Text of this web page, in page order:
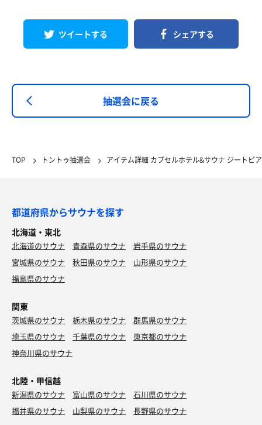
ツイートする シェアする
抽選会に戻る
TOP トントゥ抽選会 アイテム詳細 カプセルホテル&サウナ ジートピ
都道府県からサウナを探す
北海道・東北
北海道のサウナ 青森県のサウナ
岩手県のサウナ
宮城県のサウナ
秋田県のサウナ
山形県のサウナ
福島県のサウナ
関東
茨城県のサウナ 栃木県のサウナ
群馬県のサウナ
埼玉県のサウナ
千葉県のサウナ
東京都のサウナ
神奈川県のサウナ
北陸・甲信越
新潟県のサウナ 富山県のサウナ
石川県のサウナ
福井県のサウナ
山梨県のサウナ 長野県のサウナ